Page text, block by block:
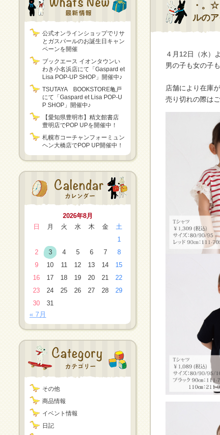
公式オンラインショップでリサ
とガスパールのお誕生日キャン
ペーンを開催
ブックエース イオンタウンい
わき小名浜店にて「Gaspard et
Lisa POP-UP SHOP」開催中♪
TSUTAYA BOOKSTORE亀戸
にて「Gaspard et Lisa POP-U
P SHOP」開催中♪
【愛知県豊明市】精文館書店
豊明店でPOP UPを開催中！
札幌市コーチャンフォーミュン
ヘン大橋店でPOP UP開催中！
2026年8月
日
月 火 水 木 金
土
1
2
3 4 5 6 7
8
9
10 11 12 13 14
15
16
17 18 19 20 21
22
23
24 25 26 27 28
29
30
31
« 7月
その他
商品情報
イベント情報
日記
・。
ルの
４月12日（水）
男の子も女の子
店舗により在庫
売り切れの際は